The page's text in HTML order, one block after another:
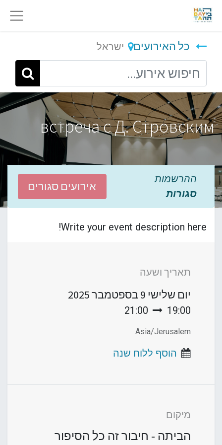
כל האירועים ישראל
встреча с Д. Стровским
ההרשמות
סגורות
אירועים סגורים
Write your event description here!
תאריך ושעה
יום שלישי 9 בספטמבר 2025
19:00
21:00
Asia/Jerusalem
הוסף ללוח שנה
מיקום
הביתה - חיבור זה כל הסיפור